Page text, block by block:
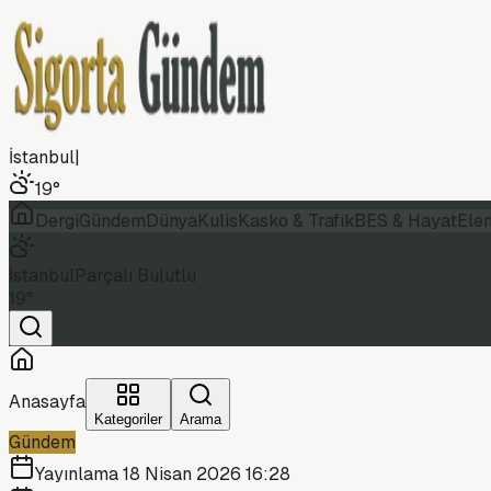
İstanbul|
19°
DergiGündemDünyaKulisKasko & TrafikBES & Hayat
Anasayfa
Kategoriler Arama
Gündem
Yayınlama18 Nisan 2026 16:28